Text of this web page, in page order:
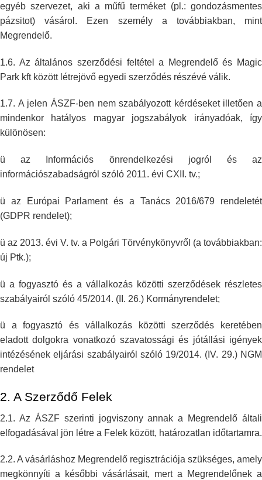
egyéb szervezet, aki a műfű terméket (pl.: gondozásmentes
pázsitot) vásárol. Ezen személy a továbbiakban, mint
Megrendelő.
1.6. Az általános szerződési feltétel a Megrendelő és Magic
Park kft közöttlétrejövő egyedi szerződés részévé válik.
1.7. A jelen ÁSZF-ben nem szabályozott kérdéseket illetően a
mindenkor hatályos magyar jogszabályok irányadóak, így
különösen:
ü az Információs önrendelkezési jogról és az
információszabadságról szóló 2011. évi CXII. tv.;
ü az Európai Parlament és a Tanács 2016/679 rendeletét
(GDPR rendelet);
ü az 2013. évi V. tv. a Polgári Törvénykönyvről (a továbbiakban:
új Ptk.);
ü a fogyasztó és a vállalkozás közötti szerződések részletes
szabályairól szóló 45/2014. (II. 26.) Kormányrendelet;
ü a fogyasztó és vállalkozás közötti szerződés keretében
eladott dolgokra vonatkozó szavatossági és jótállási igények
intézésének eljárási szabályairól szóló 19/2014. (IV. 29.) NGM
rendelet
2. A Szerződő Felek
2.1. Az ÁSZF szerinti jogviszony annak a Megrendelő általi
elfogadásával jön létre a Felek között, határozatlan időtartamra.
2.2. A vásárláshoz Megrendelő regisztrációja szükséges, amely
megkönnyíti a későbbi vásárlásait, mert a Megrendelőnek a